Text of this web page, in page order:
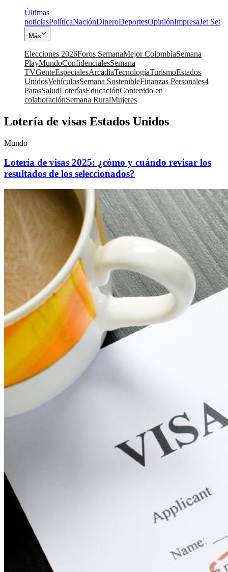
Últimas
noticiasPolíticaNaciónDineroDeportesOpiniónImpresaJet Set
Más
Elecciones 2026Foros SemanaMejor ColombiaSemana
PlayMundoConfidencialesSemana
TVGenteEspecialesArcadiaTecnologíaTurismoEstados
UnidosVehículosSemana SostenibleFinanzas Personales4
PatasSaludLoteríasEducaciónContenido en
colaboraciónSemana RuralMujeres
Lotería de visas Estados Unidos
Mundo
Lotería de visas 2025: ¿cómo y cuándo revisar los
resultados de los seleccionados?